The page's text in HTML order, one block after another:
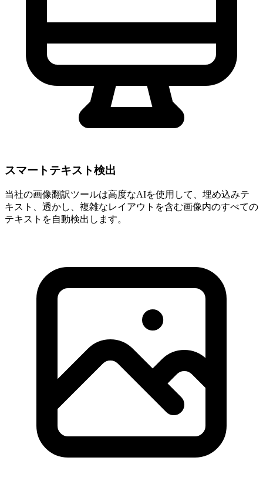
スマートテキスト検出
当社の画像翻訳ツールは高度なAIを使用して、埋め込みテ
キスト、透かし、複雑なレイアウトを含む画像内のすべての
テキストを自動検出します。